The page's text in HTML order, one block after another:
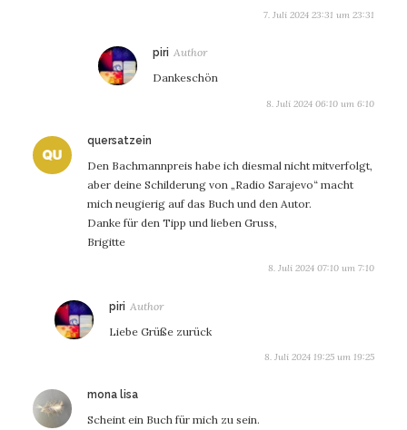
7. Juli 2024 23:31 um 23:31
piri sagt:
Dankeschön
8. Juli 2024 06:10 um 6:10
quersatzein
Den Bachmannpreis habe ich diesmal nicht mitverfolgt,
aber deine Schilderung von „Radio Sarajevo“ macht
mich neugierig auf das Buch und den Autor.
Danke für den Tipp und lieben Gruss,
Brigitte
8. Juli 2024 07:10 um 7:10
piri sagt:
Liebe Grüße zurück
8. Juli 2024 19:25 um 19:25
mona lisa
Scheint ein Buch für mich zu sein.